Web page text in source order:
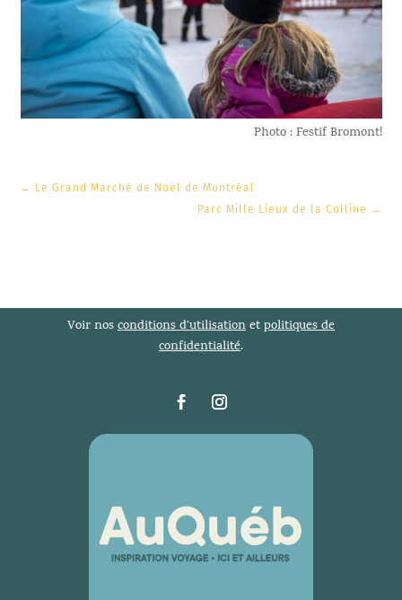
Photo : Festif Bromont!
← Le Grand Marché de Noël de Montréal
Parc Mille Lieux de la Colline →
Voir nosconditions d’utilisationetpolitiques de
confidentialité.